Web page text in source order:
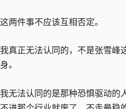
这两件事不应该互相否定。
我真正无法认同的，不是张雪峰
身。
我无法认同的是那种恐惧驱动的